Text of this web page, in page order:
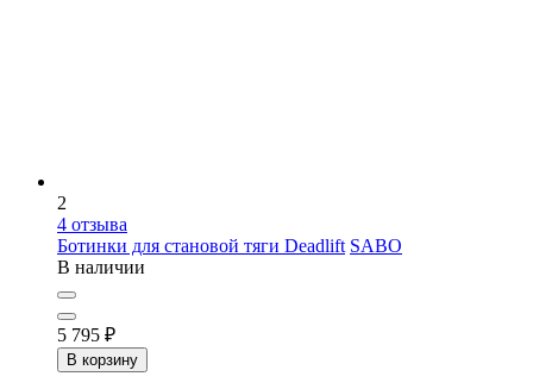
2
4 отзыва
Ботинки для становой тяги Deadlift SABO
В наличии
5 795 ₽
В корзину